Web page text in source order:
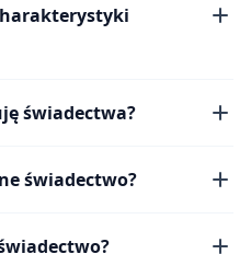
świadectwa?
świadectwo?